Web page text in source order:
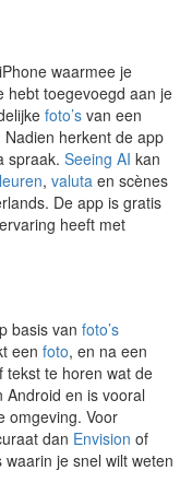
waarmee je
hebt toegevoegd aan je
foto’s van een
herkent de app
spraak. Seeing AI kan
, valuta en scènes
De app is gratis
heeft met
basis van foto’s
een foto, en na een
tekst te horen wat de
Android en is vooral
omgeving. Voor
dan Envision of
je snel wilt weten